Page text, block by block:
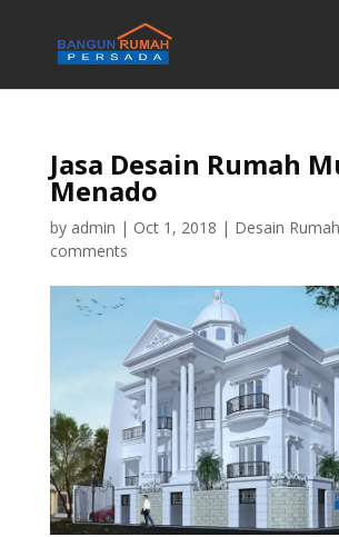
Jasa Desain Rumah
Menado
by admin | Oct 1, 2018 | Desain Rumah
comments